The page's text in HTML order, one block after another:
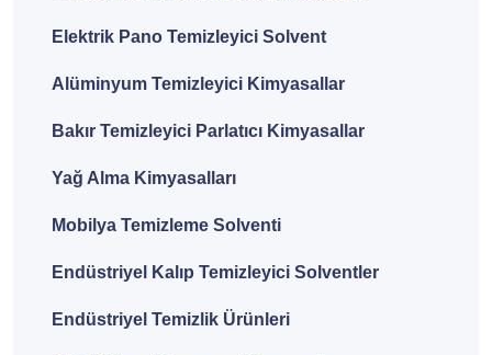
Elektrik Pano Temizleyici Solvent
Alüminyum Temizleyici Kimyasallar
Bakır Temizleyici Parlatıcı Kimyasallar
Yağ Alma Kimyasalları
Mobilya Temizleme Solventi
Endüstriyel Kalıp Temizleyici Solventler
Endüstriyel Temizlik Ürünleri